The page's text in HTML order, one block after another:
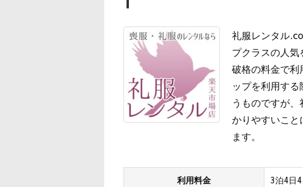
礼服レンタル
プクラスの人
破格の料金で利
ップを利用す
うものですが
かりやすいこ
ます。
利用料金 3泊4日